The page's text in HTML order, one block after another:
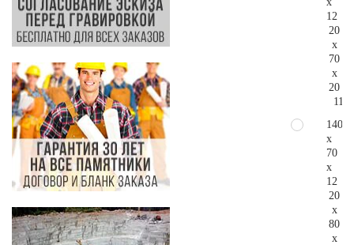
12
20
x
70
x
20
140
x
70
x
12
20
x
80
x